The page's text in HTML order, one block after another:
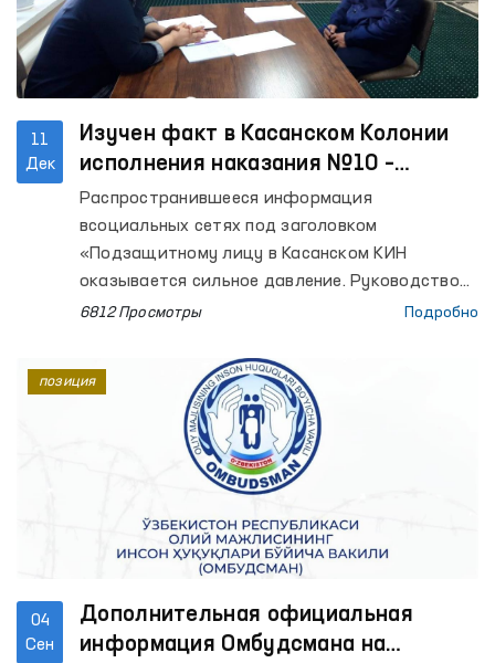
11
Дек
Изучен факт в Касанском Колонии
исполнения наказания №10 –
Омбудсман
Распространившееся информация
всоциальных сетях под заголовком
«Подзащитному лицу в Касанском КИН
оказывается сильное давление. Руководство
колонии мне также угрожает»
представителем Омбудсмана в
Кашкадарьинской области совместно с
представителями общественности.
6812 Просмотры Подробно
04
Сен
Дополнительная официальная
информация Омбудсмана на
позиция